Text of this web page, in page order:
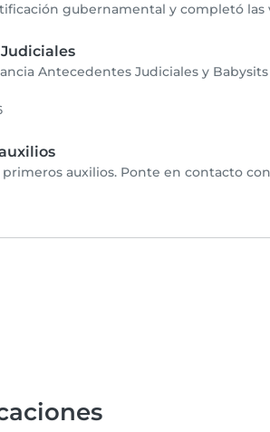
gubernamental y completó las
Antecedentes Judiciales y
auxilios. Ponte en contacto